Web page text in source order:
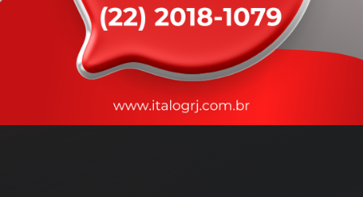
Nossos motoristas são treinados para garantir a máxima
durante o transporte, com rastreamento em tempo real.